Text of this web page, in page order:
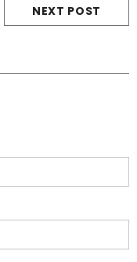
NEXT POST